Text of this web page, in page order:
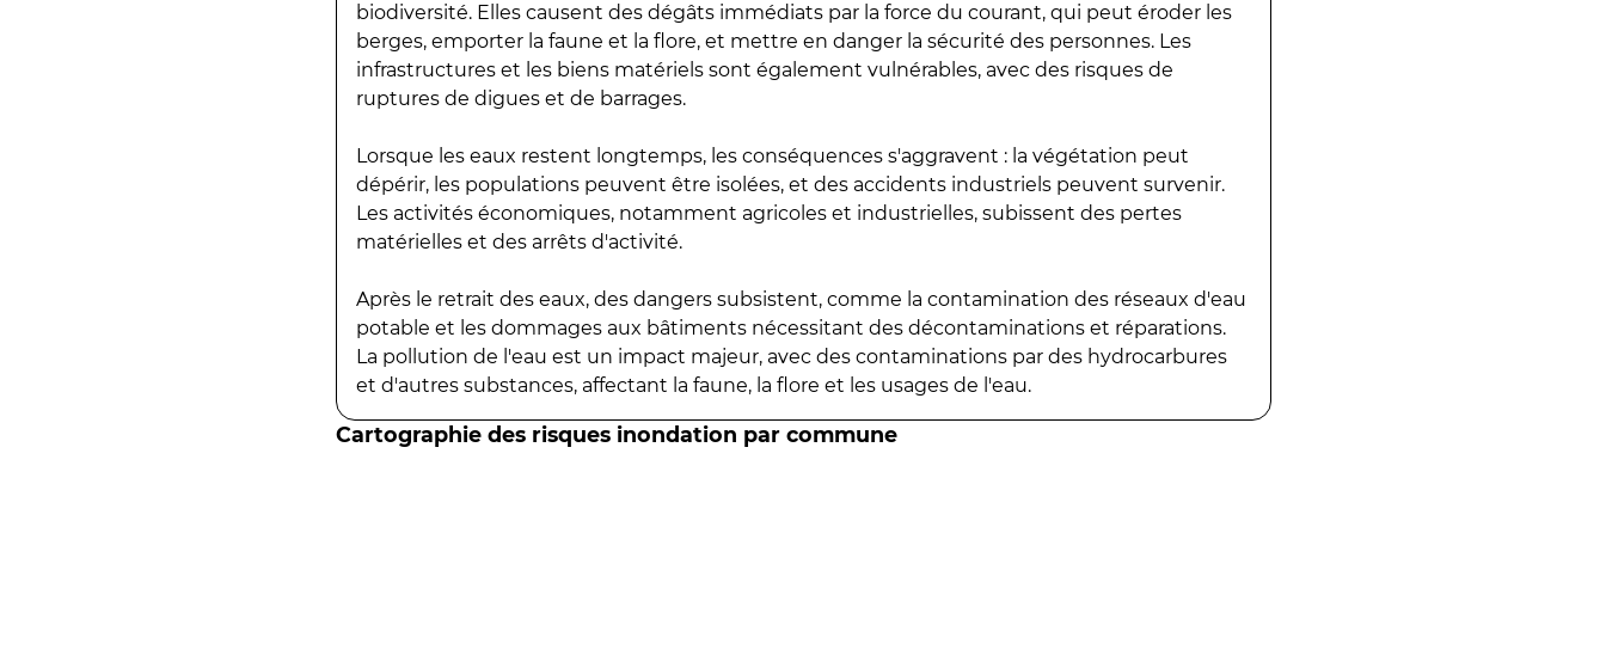
biodiversité. Elles causent des dégâts immédiats par la force du courant, qui peut éroder les
berges, emporter la faune et la flore, et mettre en danger la sécurité des personnes. Les
infrastructures et les biens matériels sont également vulnérables, avec des risques de
ruptures de digues et de barrages.
Lorsque les eaux restent longtemps, les conséquences s'aggravent : la végétation peut
dépérir, les populations peuvent être isolées, et des accidents industriels peuvent survenir.
Les activités économiques, notamment agricoles et industrielles, subissent des pertes
matérielles et des arrêts d'activité.
Après le retrait des eaux, des dangers subsistent, comme la contamination des réseaux d'eau
potable et les dommages aux bâtiments nécessitant des décontaminations et réparations.
La pollution de l'eau est un impact majeur, avec des contaminations par des hydrocarbures
et d'autres substances, affectant la faune, la flore et les usages de l'eau.
Cartographie des risques inondation par commune